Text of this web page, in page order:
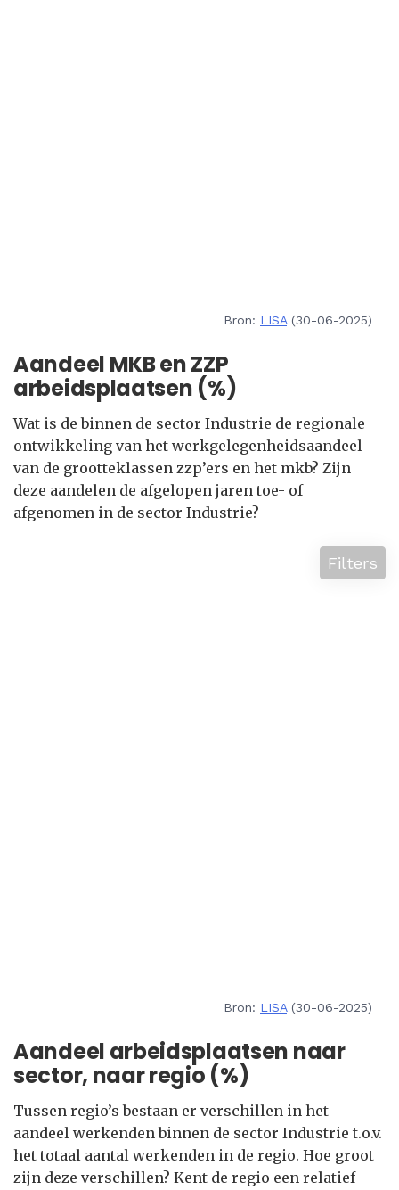
Bron: LISA(30-06-2025)
Aandeel MKB en ZZP
arbeidsplaatsen (%)
Wat is de binnen de sector Industrie de regionale
ontwikkeling van het werkgelegenheidsaandeel
van de grootteklassen zzp’ers en het mkb? Zijn
deze aandelen de afgelopen jaren toe- of
afgenomen in de sector Industrie?
Filters
Bron: LISA(30-06-2025)
Aandeel arbeidsplaatsen naar
sector, naar regio (%)
Tussen regio’s bestaan er verschillen in het
aandeel werkenden binnen de sector Industrie t.o.v.
het totaal aantal werkenden in de regio. Hoe groot
zijn deze verschillen? Kent de regio een relatief